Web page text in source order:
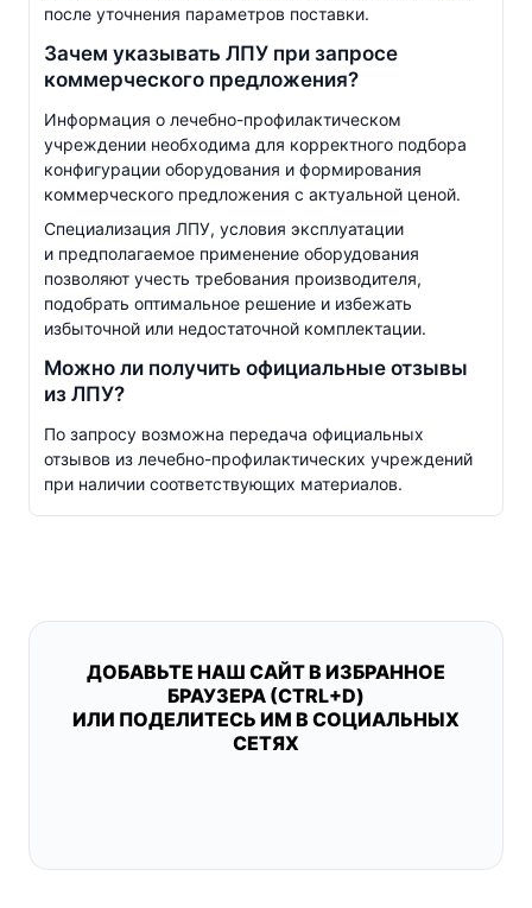
после уточнения параметров поставки.
Зачем указывать ЛПУ при запросе
коммерческого предложения?
Информация о лечебно-профилактическом
учреждении необходима для корректного подбора
конфигурации оборудования и формирования
коммерческого предложения с актуальной ценой.
Специализация ЛПУ, условия эксплуатации
и предполагаемое применение оборудования
позволяют учесть требования производителя,
подобрать оптимальное решение и избежать
избыточной или недостаточной комплектации.
Можно ли получить официальные отзывы
из ЛПУ?
По запросу возможна передача официальных
отзывов из лечебно-профилактических учреждений
при наличии соответствующих материалов.
ДОБАВЬТЕ НАШ САЙТ В ИЗБРАННОЕ
БРАУЗЕРА (CTRL+D)
ИЛИ ПОДЕЛИТЕСЬ ИМ В СОЦИАЛЬНЫХ
СЕТЯХ